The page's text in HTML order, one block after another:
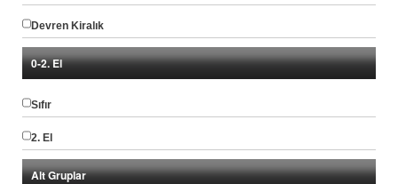
Devren Kiralık
0-2. El
Sıfır
2. El
Alt Gruplar